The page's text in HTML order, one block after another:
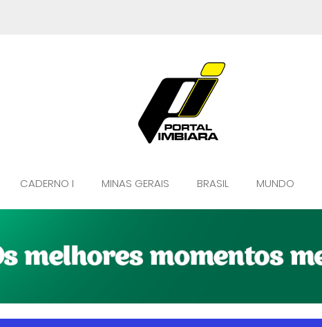
CADERNO I MINAS GERAIS BRASIL MUNDO